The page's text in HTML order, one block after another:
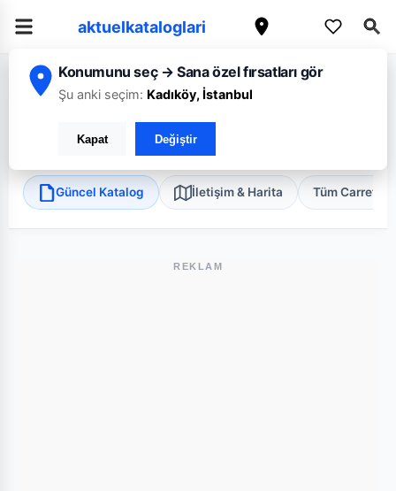
aktuelkataloglari
Konumunu seç → Sana özel fırsatları gör
Şu anki seçim: Kadıköy, İstanbul
Kapat Değiştir
Ana Sayfa/İstanbul /CarrefourSA/İstanbul Kağıthane Merkez Süper
Kağıthane, İstanbul
Güncel Katalog İletişim & Harita Tüm
REKLAM